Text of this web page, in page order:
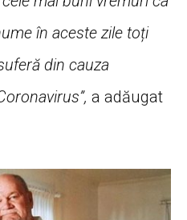
în aceste zile toți
din cauza
a adăugat